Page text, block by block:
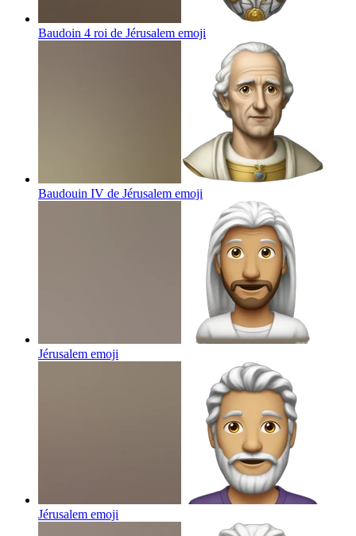
Baudoin 4 roi de Jérusalem emoji
Baudouin IV de Jérusalem emoji
Jérusalem emoji
Jérusalem emoji